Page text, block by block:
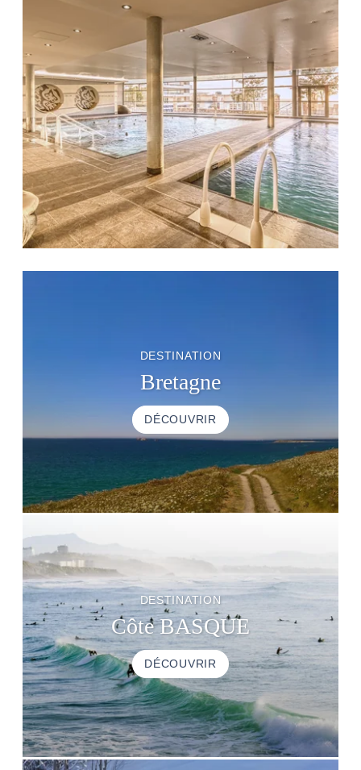
DESTINATION
Bretagne
DÉCOUVRIR
DESTINATION
Côte BASQUE
DÉCOUVRIR
SÉMINAIRE
GALERIE PHOTOS
BONS PLANS